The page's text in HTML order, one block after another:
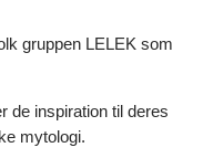
gruppen LELEK som
de inspiration til deres
mytologi.